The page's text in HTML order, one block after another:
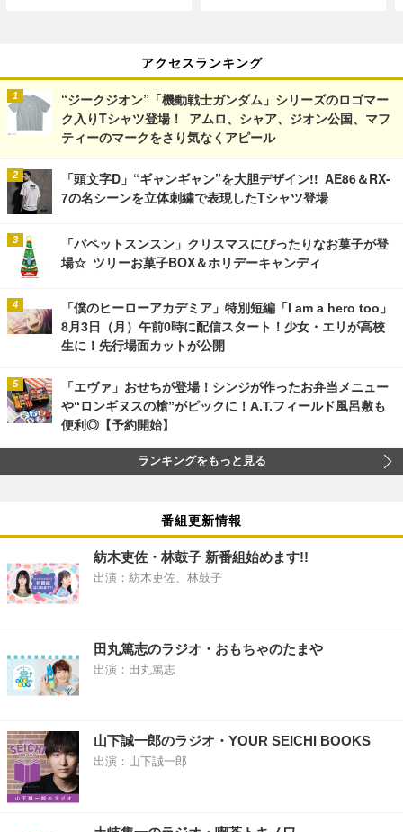
アクセスランキング
“ジークジオン”「機動戦士ガンダム」シリーズのロゴマー
ク入りTシャツ登場！ アムロ、シャア、ジオン公国、マフ
ティーのマークをさり気なくアピール
「頭文字D」“ギャンギャン”を大胆デザイン!! AE86＆RX-
7の名シーンを立体刺繍で表現したTシャツ登場
「パペットスンスン」クリスマスにぴったりなお菓子が登
場☆ ツリーお菓子BOX＆ホリデーキャンディ
「僕のヒーローアカデミア」特別短編「I am a hero too」
8月3日（月）午前0時に配信スタート！少女・エリが高校
生に！先行場面カットが公開
「エヴァ」おせちが登場！シンジが作ったお弁当メニュー
や“ロンギヌスの槍”がピックに！A.T.フィールド風呂敷も
便利◎【予約開始】
ランキングをもっと見る
番組更新情報
紡木吏佐・林鼓子 新番組始めます!!
出演：紡木吏佐、林鼓子
田丸篤志のラジオ・おもちゃのたまや
出演：田丸篤志
山下誠一郎のラジオ・YOUR SEICHI BOOKS
出演：山下誠一郎